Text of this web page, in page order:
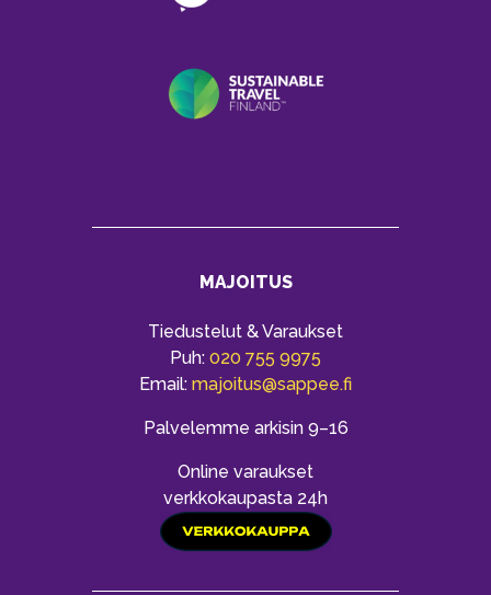
MAJOITUS
Tiedustelut & Varaukset
Puh: 020 755 9975
Email: majoitus@sappee.fi
Palvelemme arkisin 9–16
Online varaukset
verkkokaupasta 24h